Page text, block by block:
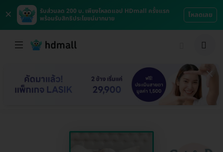
×
รับส่วนลด 200 บ. เพียงโหลดแอป HDmall ครั้งแรก
พร้อมรับสิทธิประโยชน์มากมาย
โหลดเลย